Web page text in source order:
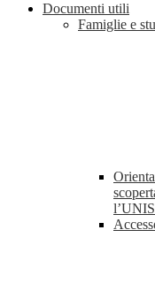
Documenti utili
Famiglie e